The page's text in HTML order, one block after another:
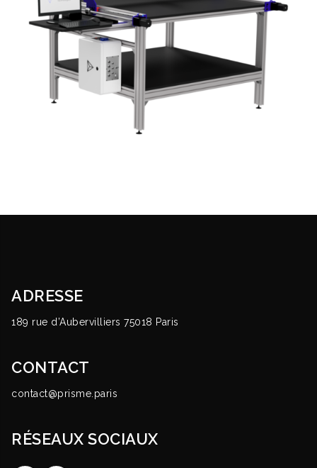
ADRESSE
189 rue d’Aubervilliers 75018 Paris
CONTACT
contact@prisme.paris
RÉSEAUX SOCIAUX